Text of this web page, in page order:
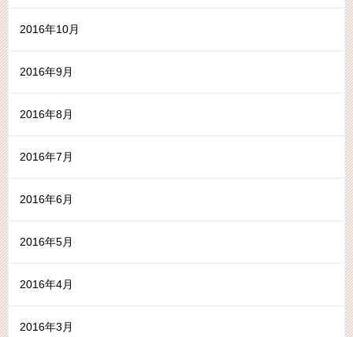
2016年10月
2016年9月
2016年8月
2016年7月
2016年6月
2016年5月
2016年4月
2016年3月